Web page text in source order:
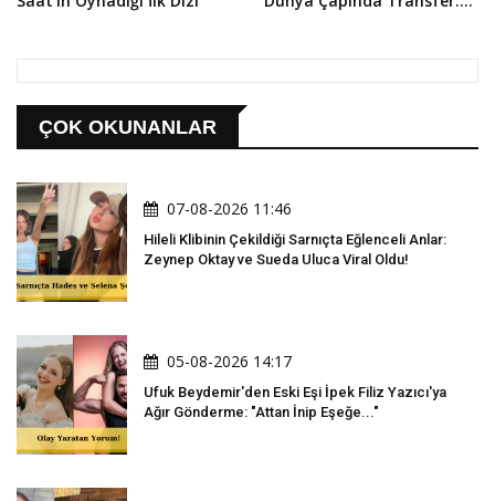
ÇOK OKUNANLAR
07-08-2026 11:46
Hileli Klibinin Çekildiği Sarnıçta Eğlenceli Anlar:
Zeynep Oktay ve Sueda Uluca Viral Oldu!
05-08-2026 14:17
Ufuk Beydemir'den Eski Eşi İpek Filiz Yazıcı'ya
Ağır Gönderme: "Attan İnip Eşeğe..."